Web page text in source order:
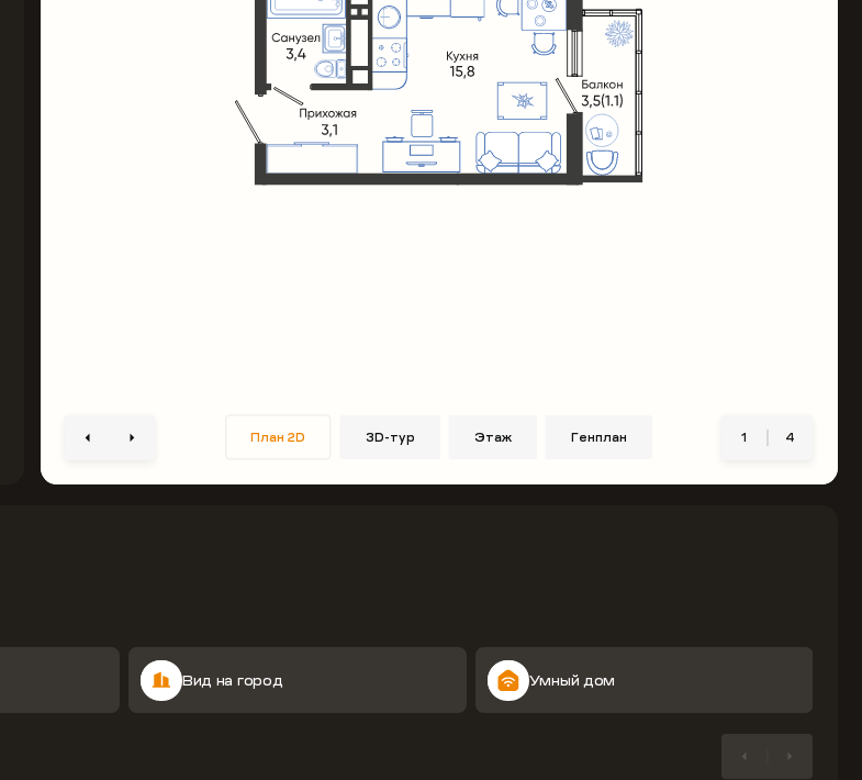
План 2D 3D-тур Этаж Генплан 1 4
Вид на город Умный дом